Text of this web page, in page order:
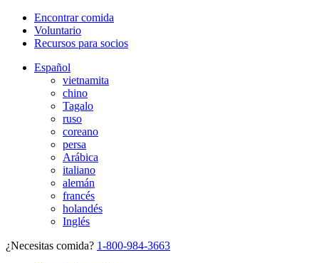
Encontrar comida
Voluntario
Recursos para socios
Español
vietnamita
chino
Tagalo
ruso
coreano
persa
Arábica
italiano
alemán
francés
holandés
Inglés
¿Necesitas comida? 1-800-984-3663